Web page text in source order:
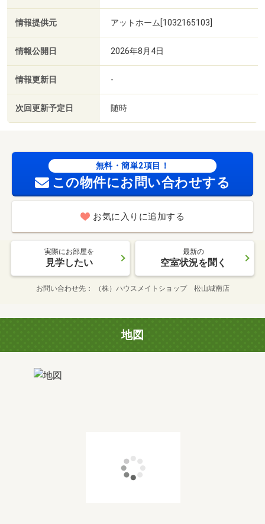
情報提供元 アットホーム[1032165103]
情報公開日 2026年8月4日
情報更新日 -
次回更新予定日 随時
無料・簡単2項目！
この物件にお問い合わせする
お気に入りに追加する
実際にお部屋を
見学したい
最新の
空室状況を聞く
お問い合わせ先 （株）ハウスメイトショップ 松山城南店
地図